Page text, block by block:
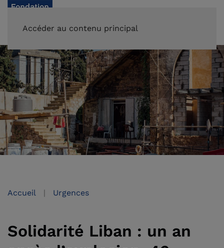
Accéder au contenu principal
Accueil Urgences
Solidarité Liban : un an